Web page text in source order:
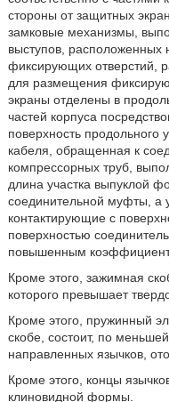
стороны от защитных
замковые механизмы,
выступов, расположенных
фиксирующих отверстий,
для размещения
экраны отделены в
частей корпуса
поверхность продольного
кабеля, обращенная к
компрессорных труб,
длина участка выпуклой
соединительной муфты, а
контактирующие с
поверхностью
повышенным
Кроме этого, зажимная
которого превышает
Кроме этого, пружинный
скобе, состоит, по
направленных язычков,
Кроме этого, концы
клиновидной формы.